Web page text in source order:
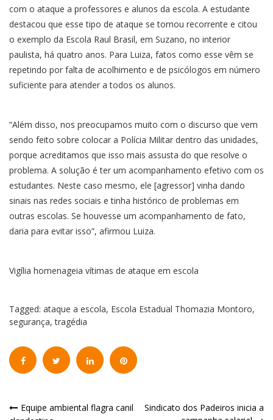
com o ataque a professores e alunos da escola. A estudante
destacou que esse tipo de ataque se tornou recorrente e citou
o exemplo da Escola Raul Brasil, em Suzano, no interior
paulista, há quatro anos. Para Luiza, fatos como esse vêm se
repetindo por falta de acolhimento e de psicólogos em número
suficiente para atender a todos os alunos.
“Além disso, nos preocupamos muito com o discurso que vem
sendo feito sobre colocar a Polícia Militar dentro das unidades,
porque acreditamos que isso mais assusta do que resolve o
problema. A solução é ter um acompanhamento efetivo com os
estudantes. Neste caso mesmo, ele [agressor] vinha dando
sinais nas redes sociais e tinha histórico de problemas em
outras escolas. Se houvesse um acompanhamento de fato,
daria para evitar isso”, afirmou Luiza.
Vigília homenageia vítimas de ataque em escola
Tagged: ataque a escola, Escola Estadual Thomazia Montoro,
segurança,tragédia
Navegação
Equipe ambiental flagra canil
Sindicato dos Padeiros inicia a